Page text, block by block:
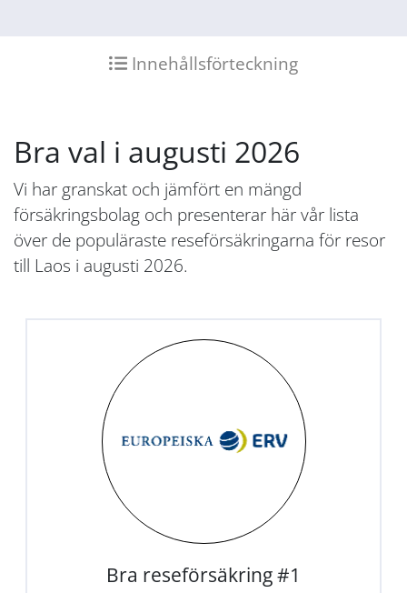
Innehållsförteckning
Bra val i augusti 2026
Vi har granskat och jämfört en mängd
försäkringsbolag och presenterar här vår lista
över de populäraste reseförsäkringarna för resor
till Laos i augusti 2026.
Bra reseförsäkring #1